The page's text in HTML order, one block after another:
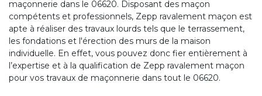
maçonnerie dans le 06620. Disposant des maçon
compétents et professionnels, Zepp ravalement maçon est
apte à réaliser des travaux lourds tels que le terrassement,
les fondations et l'érection des murs de la maison
individuelle. En effet, vous pouvez donc fier entièrement à
l’expertise et à la qualification de Zepp ravalement maçon
pour vos travaux de maçonnerie dans tout le 06620.